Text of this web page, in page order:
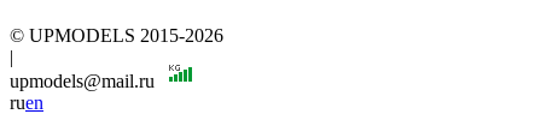
© UPMODELS 2015-2026
|
upmodels@mail.ru
ruen